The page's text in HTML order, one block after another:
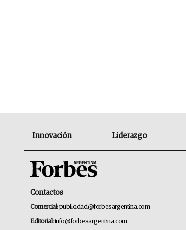
Innovación Liderazgo
Contactos
Comercial:publicidad@forbesargentina.com
Editorial:info@forbesargentina.com